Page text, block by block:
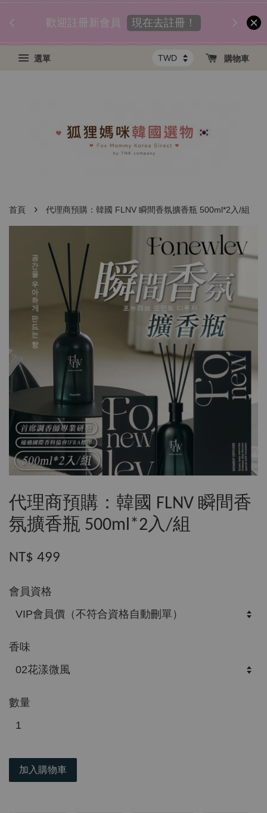
知 歡迎註冊新會員 現在去註冊！
匯款後
選單 購物車
首頁 › 代理商預購：韓國 FLNV 瞬間香氛擴香瓶 500ml*2入/組
代理商預購：韓國 FLNV 瞬間香
氛擴香瓶 500ml*2入/組
NT$ 499
會員資格
香味
數量
加入購物車